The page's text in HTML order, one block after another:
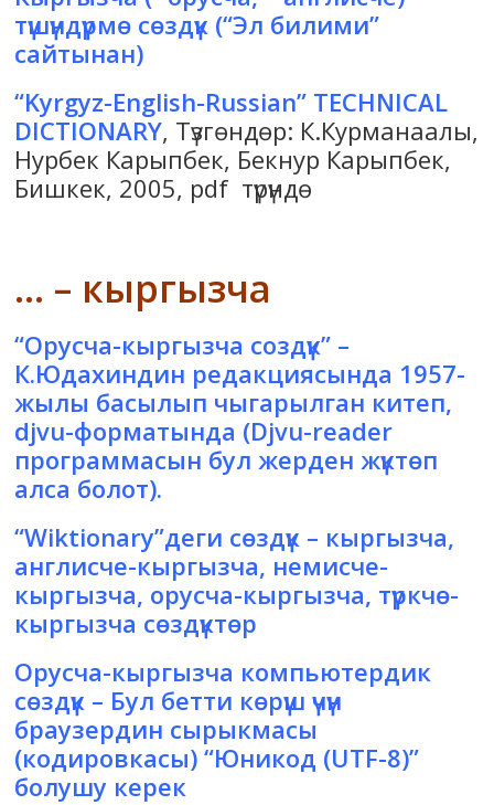
түшүндүрмө сөздүк (“Эл билими”
сайтынан)
“Kyrgyz-English-Russian” TECHNICAL
DICTIONARY, Түзгөндөр: К.Курманаалы,
Нурбек Карыпбек, Бекнур Карыпбек,
Бишкек, 2005, pdf түрүндө
… – кыргызча
“Орусча-кыргызча создүк” –
К.Юдахиндин редакциясында 1957-
жылы басылып чыгарылган китеп,
djvu-форматында (Djvu-reader
программасын бул жерден жүктөп
алса болот).
“Wiktionary”деги сөздүк – кыргызча,
англисче-кыргызча, немисче-
кыргызча, орусча-кыргызча, түркчө-
кыргызча сөздүктөр
Орусча-кыргызча компьютердик
сөздүк – Бул бетти көрүш үчүн
браузердин сырыкмасы
(кодировкасы) “Юникод (UTF-8)”
болушу керек